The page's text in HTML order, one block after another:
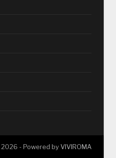
2026 - Powered byVIVIROMA